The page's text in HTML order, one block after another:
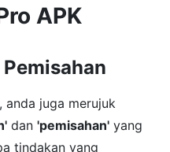
APK
anda juga merujuk
dan 'pemisahan' yang
tindakan yang